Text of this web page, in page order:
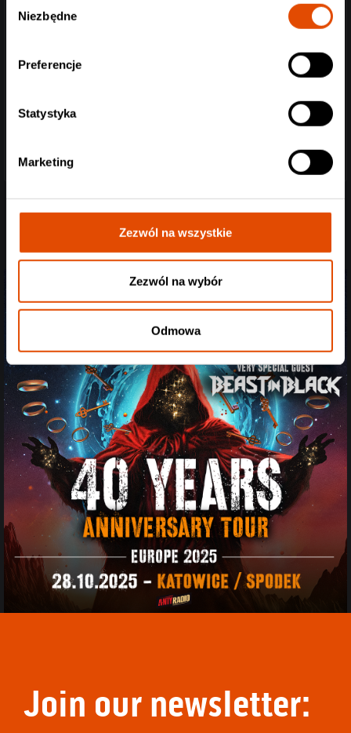
zgody
Niezbędne
Preferencje
Statystyka
Marketing
Zezwól na wszystkie
Zezwól na wybór
Odmowa
Join our newsletter: